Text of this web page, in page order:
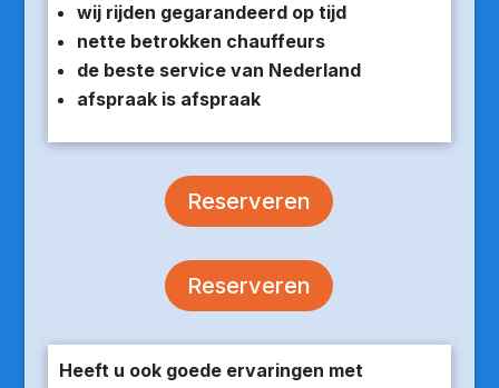
wij rijden gegarandeerd op tijd
nette betrokken chauffeurs
de beste service van Nederland
afspraak is afspraak
Reserveren
Reserveren
Heeft u ook goede ervaringen met